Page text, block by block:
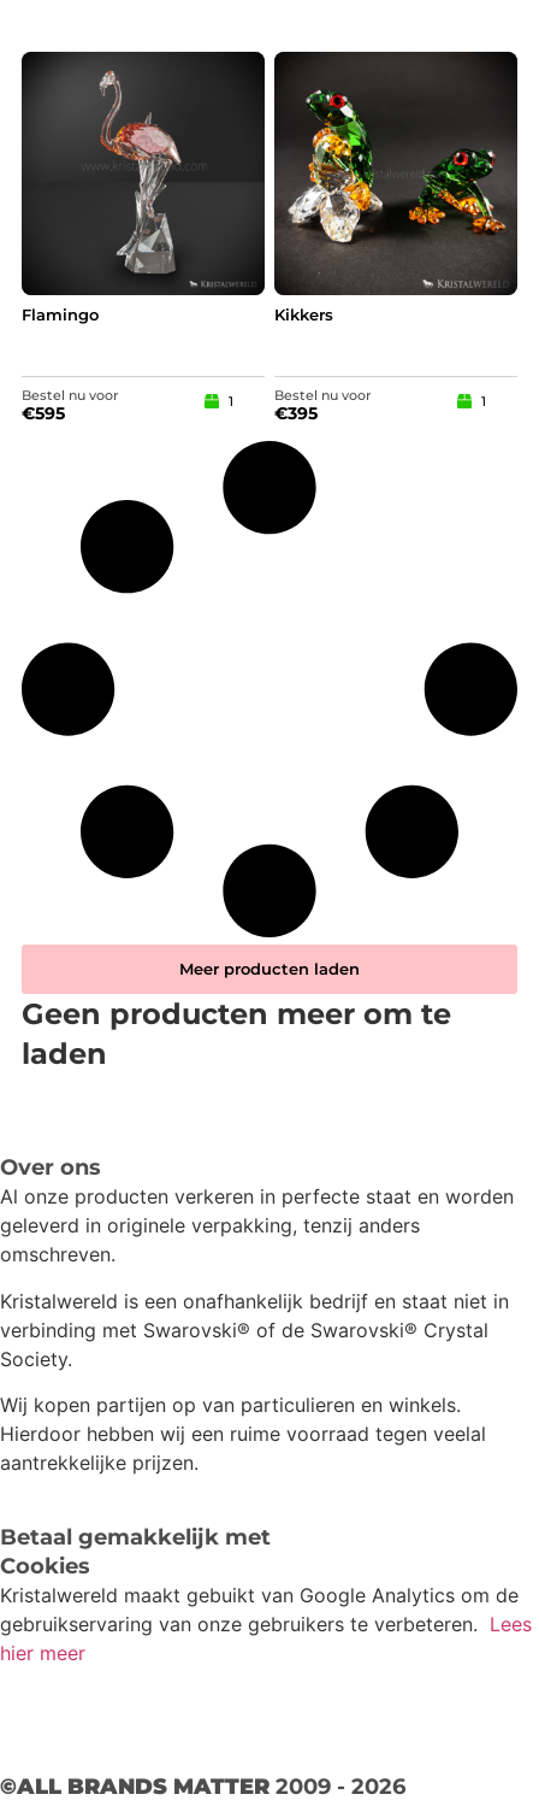
Flamingo
Bestel nu voor
€595
1
Kikkers
Bestel nu voor
€395
1
Meer producten laden
Geen producten meer om te
laden
Over ons
Al onze producten verkeren in perfecte staat en worden
geleverd in originele verpakking, tenzij anders
omschreven.
Kristalwereld is een onafhankelijk bedrijf en staat niet in
verbinding met Swarovski®️ of de Swarovski®️ Crystal
Society.
Wij kopen partijen op van particulieren en winkels.
Hierdoor hebben wij een ruime voorraad tegen veelal
aantrekkelijke prijzen.
Betaal gemakkelijk met
Cookies
Kristalwereld maakt gebuikt van Google Analytics om de
gebruikservaring van onze gebruikers te verbeteren. Lees
hier meer
©ALL BRANDS MATTER 2009 - 2026